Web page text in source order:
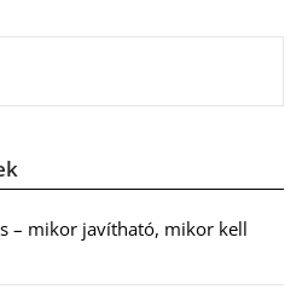
– mikor javítható, mikor kell